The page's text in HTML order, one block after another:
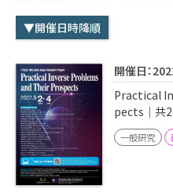
学内専用
Q&A
メルマガ
▼開催日時降順
開催日：
Practical
pects｜共
一般研究